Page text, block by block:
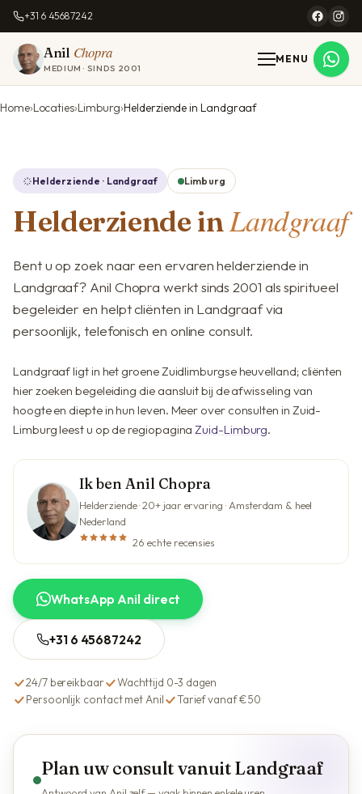
+31 6 45687242
Anil Chopra
MEDIUM · SINDS 2001
MENU
Home Locaties Limburg Helderziende in Landgraaf
Helderziende · Landgraaf Limburg
Helderziende inLandgraaf
Bent u op zoek naar een ervaren helderziende in
Landgraaf? Anil Chopra werkt sinds 2001 als spiritueel
begeleider en helpt cliënten in Landgraaf via
persoonlijk, telefonisch en online consult.
Landgraaf ligt in het groene Zuidlimburgse heuvelland; cliënten
hier zoeken begeleiding die aansluit bij de afwisseling van
hoogte en diepte in hun leven. Meer over consulten in Zuid-
Limburg leest u op de regiopaginaZuid-Limburg.
Ik ben Anil Chopra
Helderziende · 20+ jaar ervaring · Amsterdam & heel
Nederland
26 echte recensies
WhatsApp Anil direct
+31 6 45687242
24/7 bereikbaar
Wachttijd 0-3 dagen
Persoonlijk contact met Anil
Tarief vanaf €50
Plan uw consult vanuit Landgraaf